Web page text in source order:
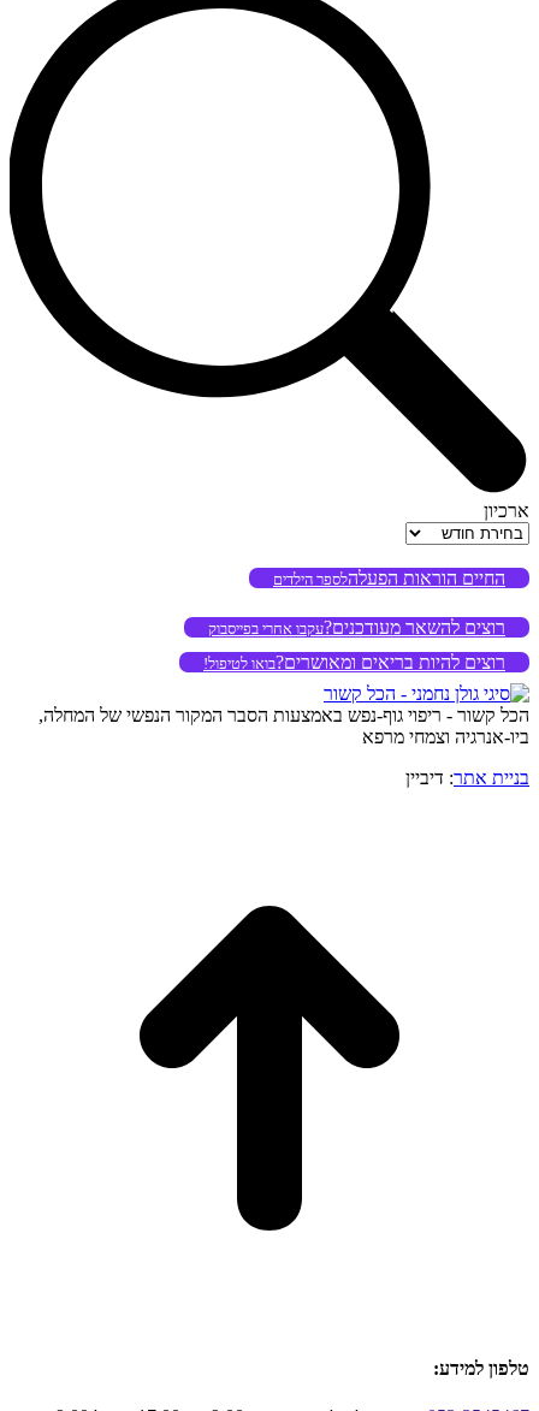
ארכיון
ארכיון
החיים הוראות הפעלהלספר הילדים
רוצים להשאר מעודכנים?עקבו אחרי בפייסבוק
רוצים להיות בריאים ומאושרים?בואו לטיפול!
הכל קשור - ריפוי גוף-נפש באמצעות הסבר המקור הנפשי של המחלה,
ביו-אנרגיה וצמחי מרפא
בניית אתר: דיביין
טלפון למידע: